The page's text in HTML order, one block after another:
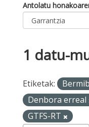
Antolatu
1 datu-
Etiketak:
Denbora erreal
GTFS-RT